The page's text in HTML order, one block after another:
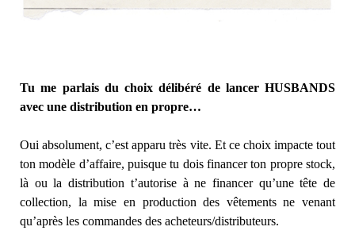
Tu me parlais du choix délibéré de lancer HUSBANDS
avec une distribution en propre…
Oui absolument, c’est apparu très vite. Et ce choix impacte tout
ton modèle d’affaire, puisque tu dois financer ton propre stock,
là ou la distribution t’autorise à ne financer qu’une tête de
collection, la mise en production des vêtements ne venant
qu’après les commandes des acheteurs/distributeurs.